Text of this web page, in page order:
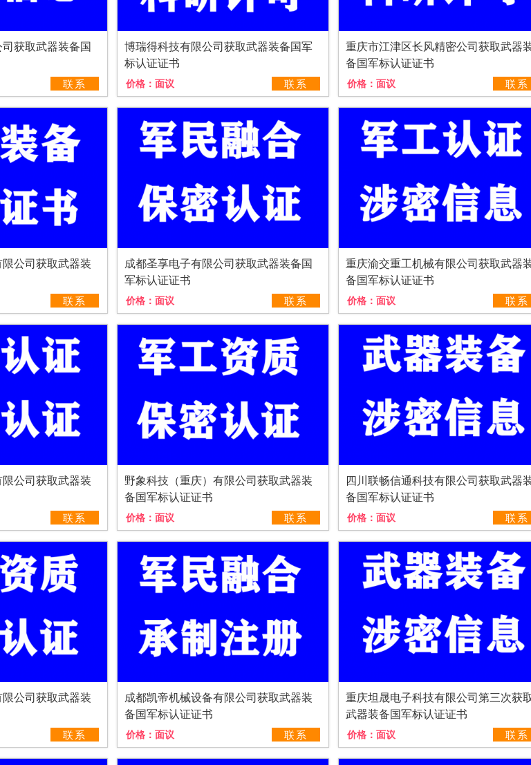
获取武器装备国
联系
博瑞得科技有限公司获取武器装备国军
标认证证书
价格： 面议 联系
重庆市江津区长风精密公司获取武器
备国军标认证证书
价格： 面议 联系
公司获取武器装
联系
成都圣享电子有限公司获取武器装备国
军标认证证书
价格： 面议 联系
重庆渝交重工机械有限公司获取武器
备国军标认证证书
价格： 面议 联系
公司获取武器装
联系
野象科技（重庆）有限公司获取武器装
备国军标认证证书
价格： 面议 联系
四川联畅信通科技有限公司获取武器
备国军标认证证书
价格： 面议 联系
公司获取武器装
联系
成都凯帝机械设备有限公司获取武器装
备国军标认证证书
价格： 面议 联系
重庆坦晟电子科技有限公司第三次获
武器装备国军标认证证书
价格： 面议 联系